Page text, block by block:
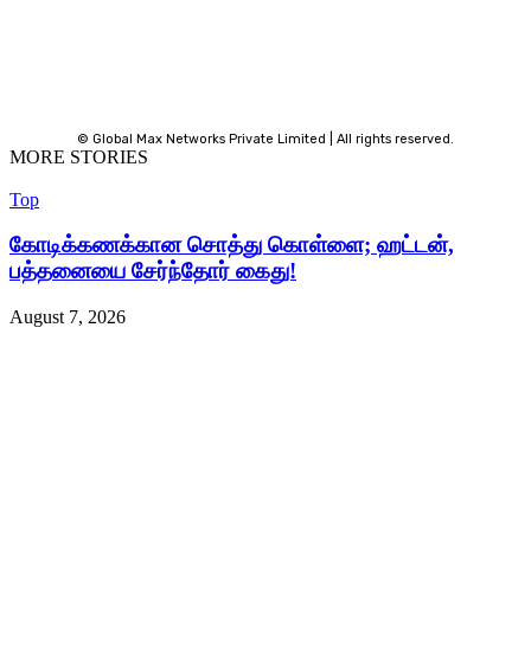
© Global Max Networks Private Limited | All rights reserved.
MORE STORIES
Top
கோடிக்கணக்கான சொத்து கொள்ளை; ஹட்டன்,
பத்தனையை சேர்ந்தோர் கைது!
August 7, 2026